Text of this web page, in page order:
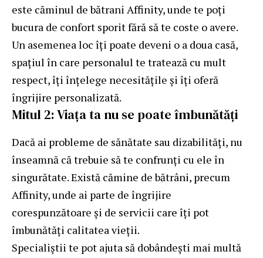
este căminul de bătrani Affinity, unde te poți
bucura de confort sporit fără să te coste o avere.
Un asemenea loc îți poate deveni o a doua casă,
spațiul în care personalul te tratează cu mult
respect, îți înțelege necesitățile și îți oferă
îngrijire personalizată.
Mitul 2: Viața ta nu se poate îmbunătăți
Dacă ai probleme de sănătate sau dizabilități, nu
înseamnă că trebuie să te confrunți cu ele în
singurătate. Există cămine de bătrâni, precum
Affinity, unde ai parte de îngrijire
corespunzătoare și de servicii care îți pot
îmbunătăți calitatea vieții.
Specialiștii te pot ajuta să dobândești mai multă